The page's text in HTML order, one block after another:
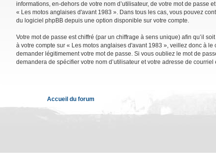
informations, en-dehors de votre nom d’utilisateur, de votre mot de
« Les motos anglaises d'avant 1983 ». Dans tous les cas, vous pouvez
du logiciel phpBB depuis une option disponible sur votre compte.
Votre mot de passe est chiffré (par un chiffrage à sens unique) afin qu’il
à votre compte sur « Les motos anglaises d'avant 1983 », veillez donc à
demander légitimement votre mot de passe. Si vous oubliez le mot de
demandera de spécifier votre nom d’utilisateur et votre adresse de
Accueil du forum